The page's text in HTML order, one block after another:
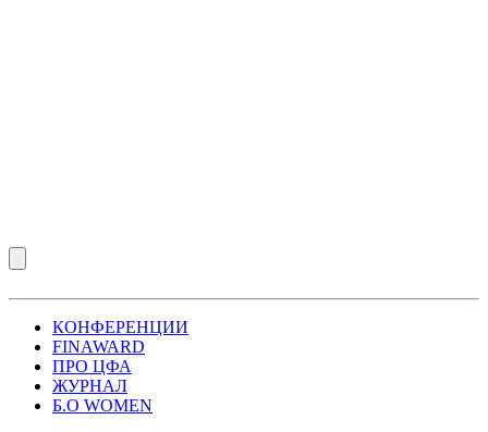
КОНФЕРЕНЦИИ
FINAWARD
ПРО ЦФА
ЖУРНАЛ
Б.О WOMEN